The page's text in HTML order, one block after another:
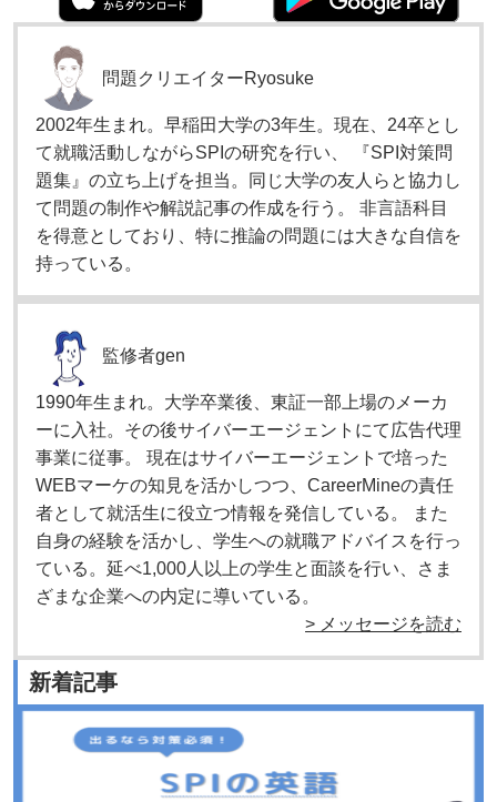
問題クリエイターRyosuke
2002年生まれ。早稲田大学の3年生。現在、24卒とし
て就職活動しながらSPIの研究を行い、 『SPI対策問
題集』の立ち上げを担当。同じ大学の友人らと協力し
て問題の制作や解説記事の作成を行う。 非言語科目
を得意としており、特に推論の問題には大きな自信を
持っている。
監修者gen
1990年生まれ。大学卒業後、東証一部上場のメーカ
ーに入社。その後サイバーエージェントにて広告代理
事業に従事。 現在はサイバーエージェントで培った
WEBマーケの知見を活かしつつ、CareerMineの責任
者として就活生に役立つ情報を発信している。 また
自身の経験を活かし、学生への就職アドバイスを行っ
ている。延べ1,000人以上の学生と面談を行い、さま
ざまな企業への内定に導いている。
> メッセージを読む
新着記事